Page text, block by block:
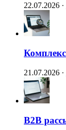
22.07.2026 ·
21.07.2026 ·
B2B